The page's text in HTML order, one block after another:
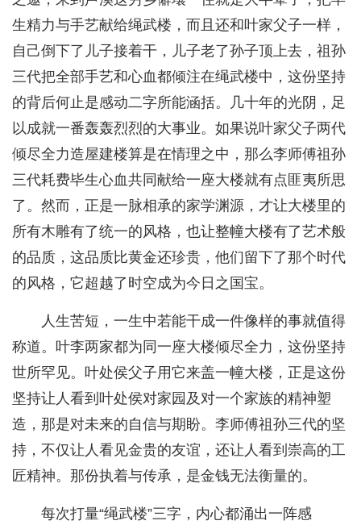
生精力与手艺献给绳武楼，而且还和叶家父子一样，
自己倒下了儿子接着干，儿子老了孙子顶上去，祖孙
三代把全部手艺和心血都倾注在绳武楼中，这份坚持
的背后何止是感动二字所能涵括。几十年的光阴，足
以成就一番轰轰烈烈的大事业。如果说叶家父子两代
倾尽全力造屋建楼算是在情理之中，那么李师傅祖孙
三代耗费毕生心血共同献给一座大楼就有点匪夷所思
了。然而，正是一脉相承的家学渊源，才让大楼里的
所有木雕有了统一的风格，也让整幢大楼有了艺术般
的品质，这品质比黄金还珍贵，他们留下了那个时代
的风格，它超越了时空成为今日之国宝。
人生苦短，一生中若能干成一件像样的事就值得
称道。叶李两家都为同一座大楼倾尽全力，这份坚持
世所罕见。叶处侯父子用它来盖一幢大楼，正是这份
坚持让人看到叶处侯对家园及对一个家族的精神塑
造，那是对未来的自信与期盼。李师傅祖孙三代的坚
持，不仅让人看见金贵的友谊，还让人看到崇高的工
匠精神。那份执着与传承，是金钱无法衡量的。
每次打量“绳武楼”三字，内心都涌出一阵感